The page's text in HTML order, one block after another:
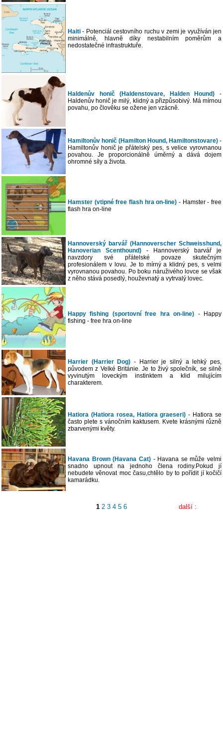
Haiti - Potenciál cestovního ruchu v zemi je využíván jen
minimálně, hlavně díky nestabilním poměrům a
nedostatečné infrastruktuře.
Haldenův honič (Haldenstovare, Halden Hound) -
Haldenův honič je milý, klidný a přizpůsobivý. Má mírnou
povahu, po člověku se ožene jen vzácně.
Hamiltonův honič (Hamilton Hound, Hamiltonstovare) -
Hamiltonův honič je přátelský pes, s velice vyrovnanou
povahou. Je proporcionálně úměrný a dává dojem
ohromné síly a života.
Hamster (vtipné free flash hra on-line) - Hamster - free
flash hra on-line
Hannoverský barvář (Hannoverscher Schweisshund,
Hanoverian Scenthound) - Hannoverský barvář je
navzdory své přátelské povaze skutečným
profesionálem v lovu. Je to mírný a klidný pes, s velmi
vyrovnanou povahou. Po boku náruživého lovce se však
z něho stává posedlý, houževnatý a vytrvalý lovec.
Happy fishing (sportovní free hra on-line) - Happy
fishing - free hra on-line
Harrier (Harrier Dog) - Harrier je silný a lehký pes,
původem z Velké Británie. Je to živý společník, se silně
vyvinutým loveckým instinktem a klid milujícím
charakterem.
Hatiora (Hatiora rosea, Hatiora graeseri) - Hatiora se
často plete s vánočním kaktusem. Kvete krásnými různě
zbarvenými květy.
Havana Brown (Havana Cat)- Havana se může velmi
snadno upnout na jednoho člena rodiny.Pokud jí
nebudete věnovat moc času,chtělo by to pořídit jí kočičí
kamarádku.
1 2 3 4 5 6 další :